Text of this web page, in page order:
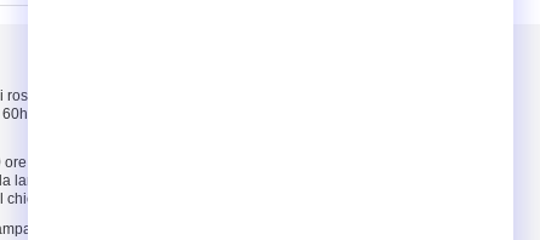
bianco,
della plastica
di ABS di
lampada uv di
asciutto
uv di cura